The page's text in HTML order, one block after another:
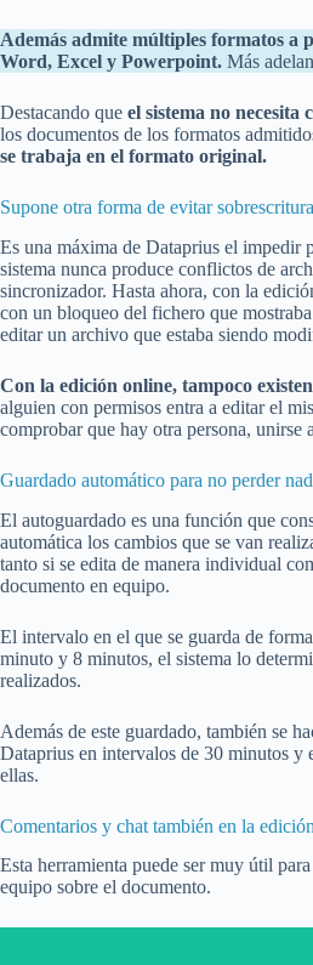
Además admite múltiples formatos a
Word, Excel y Powerpoint. Más
Destacando que el sistema no necesita
los documentos de los formatos
se trabaja en el formato original.
Supone otra forma de evitar
Es una máxima de Dataprius el impedir
sistema nunca produce conflictos de
sincronizador. Hasta ahora, con la
con un bloqueo del fichero que
editar un archivo que estaba siendo
Con la edición online, tampoco
alguien con permisos entra a editar el
comprobar que hay otra persona, unirse
Guardado automático para no perder
El autoguardado es una función que
automática los cambios que se van
tanto si se edita de manera individual
documento en equipo.
El intervalo en el que se guarda de
minuto y 8 minutos, el sistema lo
realizados.
Además de este guardado, también se
Dataprius en intervalos de 30 minutos y
ellas.
Comentarios y chat también en la
Esta herramienta puede ser muy útil
equipo sobre el documento.